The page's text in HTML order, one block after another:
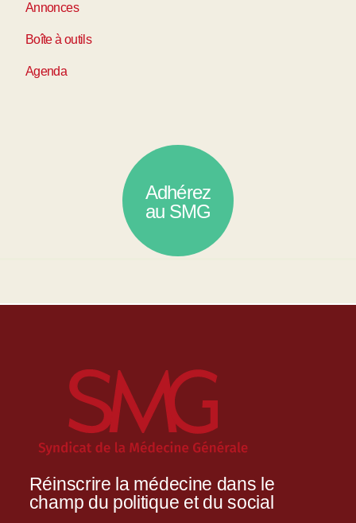
Annonces
Boîte à outils
Agenda
Adhérez
au SMG
Réinscrire la médecine dans le
champ du politique et du social